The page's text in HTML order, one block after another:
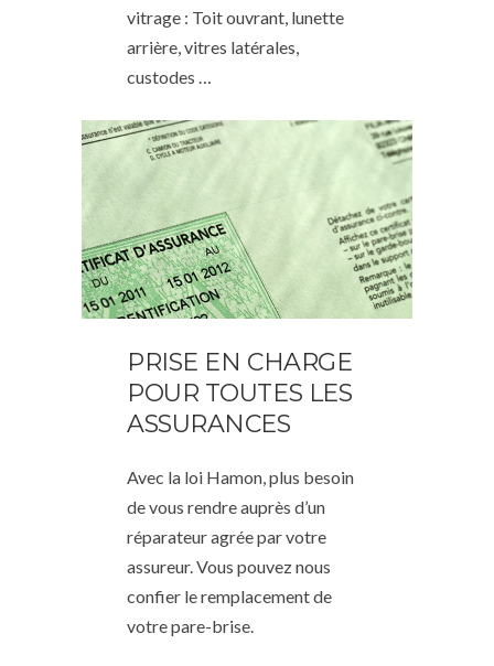
vitrage : Toit ouvrant, lunette
arrière, vitres latérales,
custodes …
PRISE EN CHARGE
POUR TOUTES LES
ASSURANCES
Avec la loi Hamon, plus besoin
de vous rendre auprès d’un
réparateur agrée par votre
assureur. Vous pouvez nous
confier le remplacement de
votre pare-brise.